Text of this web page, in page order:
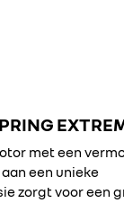
met een
een unieke
zorgt voor een